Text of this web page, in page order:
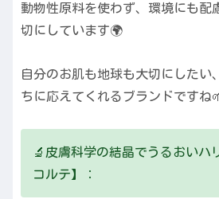
動物性原料を使わず、環境にも配
切にしています🌍
自分のお肌も地球も大切にしたい
ちに応えてくれるブランドですね
🔬皮膚科学の結晶でうるおいハ
コルテ】：